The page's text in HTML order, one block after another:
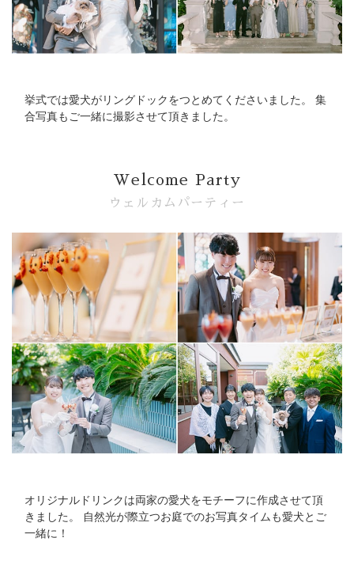
挙式では愛犬がリングドックをつとめてくださいました。 集
合写真もご一緒に撮影させて頂きました。
Welcome Party
ウェルカムパーティー
オリジナルドリンクは両家の愛犬をモチーフに作成させて頂
きました。 自然光が際立つお庭でのお写真タイムも愛犬とご
一緒に！